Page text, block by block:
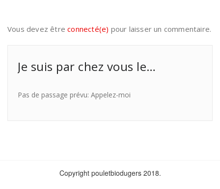
Vous devez êtreconnecté(e) pour laisser un commentaire.
Je suis par chez vous le…
Pas de passage prévu: Appelez-moi
Copyright pouletbiodugers 2018.